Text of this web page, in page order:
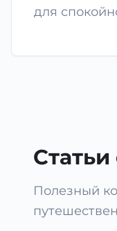
для
Статьи
Полезный